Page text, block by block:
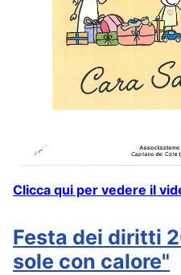
Clicca qui per vedere il
Festa dei diritti
sole con calore"